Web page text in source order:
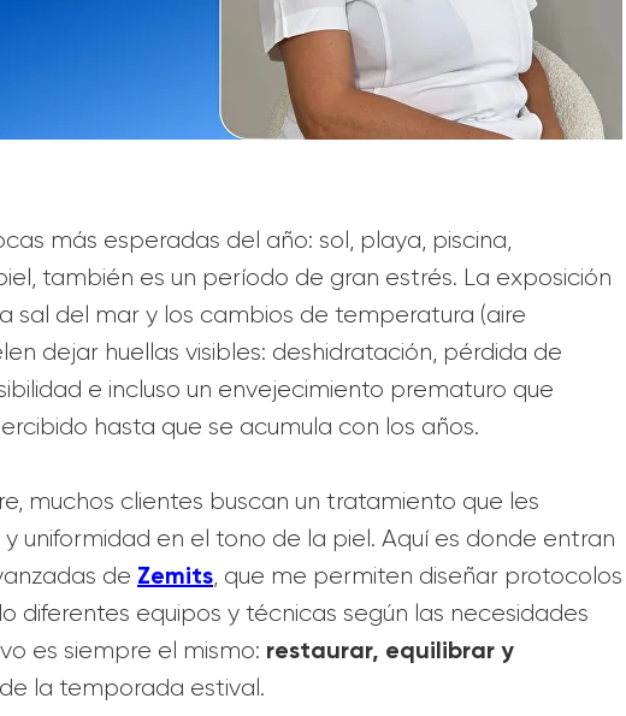
más esperadas del año: sol, playa, piscina,
también es un período de gran estrés. La exposición
sal del mar y los cambios de temperatura (aire
dejar huellas visibles: deshidratación, pérdida de
e incluso un envejecimiento prematuro que
hasta que se acumula con los años.
muchos clientes buscan un tratamiento que les
uniformidad en el tono de la piel. Aquí es donde entran
de Zemits, que me permiten diseñar protocolos
diferentes equipos y técnicas según las necesidades
es siempre el mismo: restaurar, equilibrar y
la temporada estival.